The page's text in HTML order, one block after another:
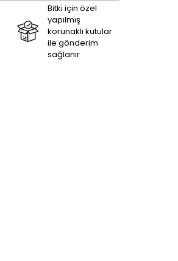
Bitki için özel
yapılmış
korunaklı kutular
ile gönderim
sağlanır